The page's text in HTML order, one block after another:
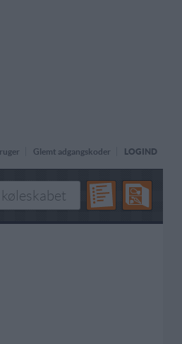
Glemt adgangskoder LOGIND